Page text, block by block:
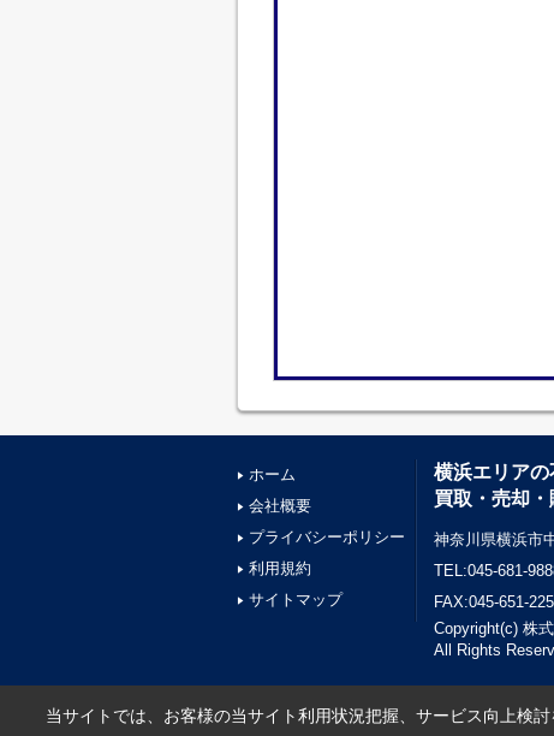
ホーム
会社概要
プライバシーポリシー
利用規約
サイトマップ
横浜エリア
買取・売却
神奈川県横浜市
TEL:045-681-
FAX:045-651-
Copyright(c) 株
All Rights
当サイトでは、お客様の当サイト利用状況把握、サービス向上検